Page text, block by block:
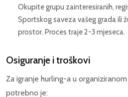
Okupite grupu zainteresiranih,
Sportskog saveza vašeg grada ili
prostor. Proces traje 2-3 mjeseca.
Osiguranje i troškovi
Za igranje hurling-a u
potrebno je: